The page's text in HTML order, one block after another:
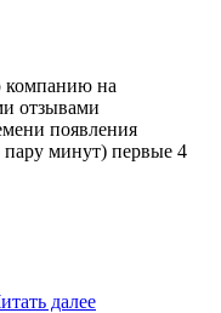
компанию на
отзывами
появления
минут) первые 4
далее